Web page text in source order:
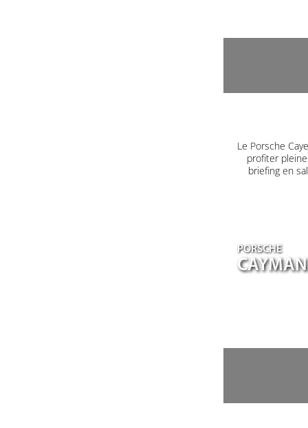
Le Porsche
profiter
briefing en
PORSCHE